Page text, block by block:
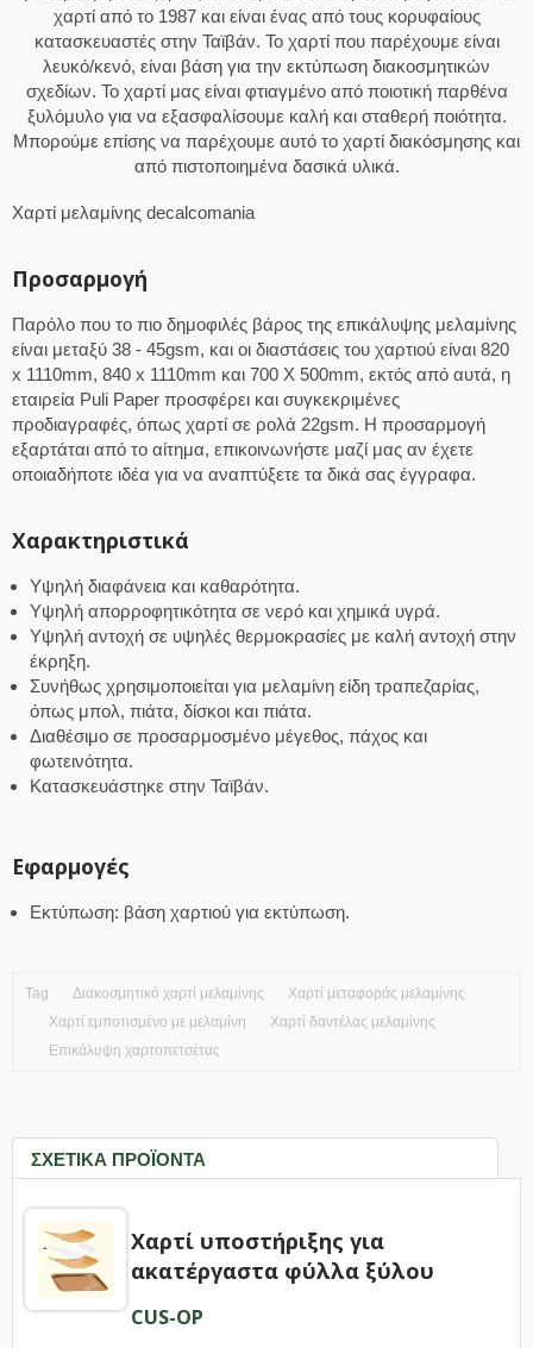
χαρτί από το 1987 και είναι ένας από τους κορυφαίους
κατασκευαστές στην Ταϊβάν. Το χαρτί που παρέχουμε είναι
λευκό/κενό, είναι βάση για την εκτύπωση διακοσμητικών
σχεδίων. Το χαρτί μας είναι φτιαγμένο από ποιοτική παρθένα
ξυλόμυλο για να εξασφαλίσουμε καλή και σταθερή ποιότητα.
Μπορούμε επίσης να παρέχουμε αυτό το χαρτί διακόσμησης και
από πιστοποιημένα δασικά υλικά.
Χαρτί μελαμίνης decalcomania
Προσαρμογή
Παρόλο που το πιο δημοφιλές βάρος της επικάλυψης μελαμίνης
είναι μεταξύ 38 - 45gsm, και οι διαστάσεις του χαρτιού είναι 820
x 1110mm, 840 x 1110mm και 700 X 500mm, εκτός από αυτά, η
εταιρεία Puli Paper προσφέρει και συγκεκριμένες
προδιαγραφές, όπως χαρτί σε ρολά 22gsm. Η προσαρμογή
εξαρτάται από το αίτημα, επικοινωνήστε μαζί μας αν έχετε
οποιαδήποτε ιδέα για να αναπτύξετε τα δικά σας έγγραφα.
Χαρακτηριστικά
Υψηλή διαφάνεια και καθαρότητα.
Υψηλή απορροφητικότητα σε νερό και χημικά υγρά.
Υψηλή αντοχή σε υψηλές θερμοκρασίες με καλή αντοχή στην
έκρηξη.
Συνήθως χρησιμοποιείται για μελαμίνη είδη τραπεζαρίας,
όπως μπολ, πιάτα, δίσκοι και πιάτα.
Διαθέσιμο σε προσαρμοσμένο μέγεθος, πάχος και
φωτεινότητα.
Κατασκευάστηκε στην Ταϊβάν.
Εφαρμογές
Εκτύπωση: βάση χαρτιού για εκτύπωση.
Tag Διακοσμητικό χαρτί μελαμίνης
Χαρτί μεταφοράς μελαμίνης
Χαρτί εμποτισμένο με μελαμίνη
Χαρτί δαντέλας μελαμίνης
Επικάλυψη χαρτοπετσέτας
ΣΧΕΤΙΚΆ ΠΡΟΪΌΝΤΑ
Χαρτί υποστήριξης για
ακατέργαστα φύλλα ξύλου
CUS-OP